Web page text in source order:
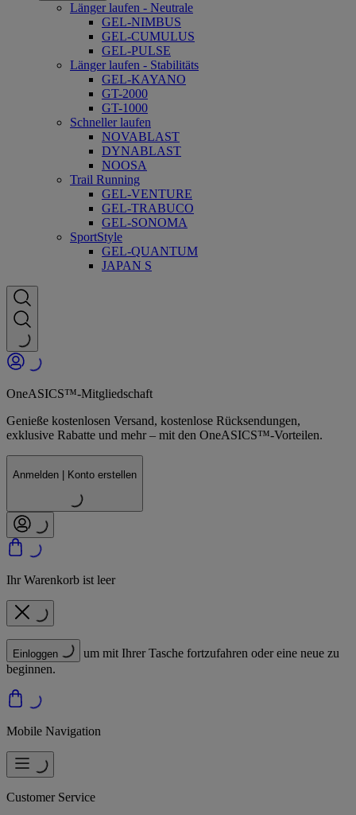
Länger laufen - Neutrale
GEL-NIMBUS
GEL-CUMULUS
GEL-PULSE
Länger laufen - Stabilitäts
GEL-KAYANO
GT-2000
GT-1000
Schneller laufen
NOVABLAST
DYNABLAST
NOOSA
Trail Running
GEL-VENTURE
GEL-TRABUCO
GEL-SONOMA
SportStyle
GEL-QUANTUM
JAPAN S
OneASICS™-Mitgliedschaft
Genieße kostenlosen Versand, kostenlose Rücksendungen,
exklusive Rabatte und mehr – mit den OneASICS™-Vorteilen.
Anmelden | Konto erstellen
Ihr Warenkorb ist leer
Einloggen
um mit Ihrer Tasche fortzufahren oder eine neue zu
beginnen.
Mobile Navigation
Customer Service